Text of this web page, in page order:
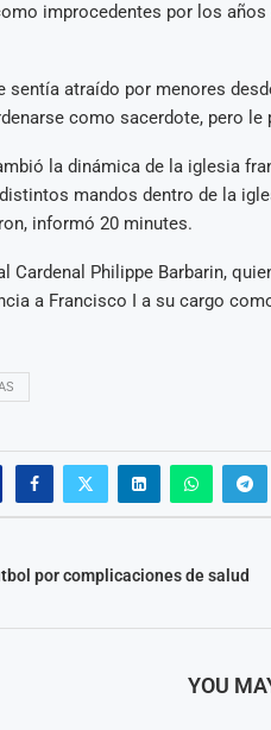
improcedentes por los
sentía atraído por menores
como sacerdote, pero
la dinámica de la iglesia
mandos dentro de la
informó 20 minutes.
Cardenal Philippe Barbarin,
a Francisco I a su cargo
por complicaciones de salud
YOU